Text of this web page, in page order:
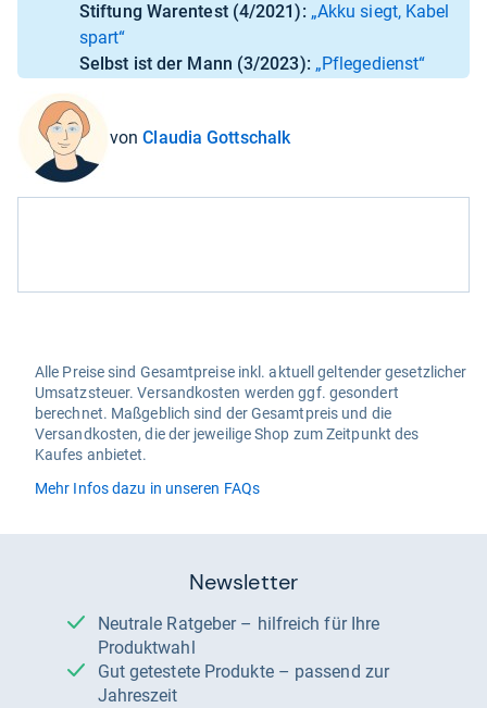
Stiftung Warentest (4/2021): „Akku siegt, Kabel
spart“
Selbst ist der Mann (3/2023): „Pflegedienst“
vonClaudia Gottschalk
Alle Preise sind Gesamtpreise inkl. aktuell geltender gesetzlicher
Umsatzsteuer. Versandkosten werden ggf. gesondert
berechnet. Maßgeblich sind der Gesamtpreis und die
Versandkosten, die der jeweilige Shop zum Zeitpunkt des
Kaufes anbietet.
Mehr Infos dazu in unseren FAQs
Newsletter
Neutrale Ratgeber – hilfreich für Ihre
Produktwahl
Gut getestete Produkte – passend zur
Jahreszeit